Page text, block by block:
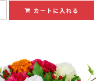
カートに入れる